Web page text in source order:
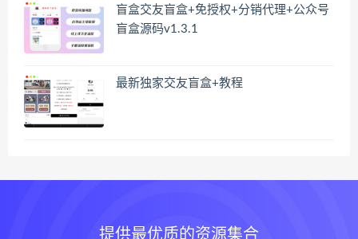
盲盒交友盲盒+免授权+分销代理+公众号
盲盒源码v1.3.1
最新独家交友盲盒+教程
提供最优质的资源集合